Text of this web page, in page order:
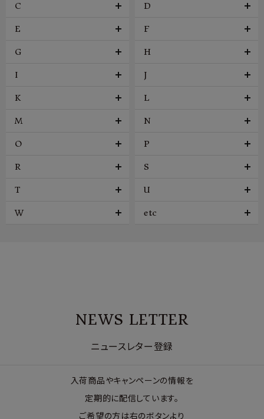
C D
E F
G H
I J
K L
M N
O P
R S
T U
W etc
NEWS LETTER
ニュースレター登録
入荷商品やキャンペーンの情報を
定期的に配信しています。
ご希望の方は右のボタンより